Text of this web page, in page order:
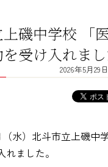
磯中学校 「医
受け入れま
2026年5月29日
（水）北斗市立上磯中
れました。